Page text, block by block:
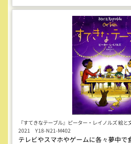
『すてきなテーブル』ピーター・レイノルズ 絵
2021 Y18-N21-M402
テレビやスマホやゲームに各々夢中で